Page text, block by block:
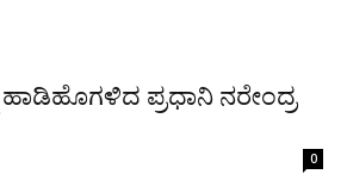
ಪ್ರಧಾನಿ ನರೇಂದ್ರ
0